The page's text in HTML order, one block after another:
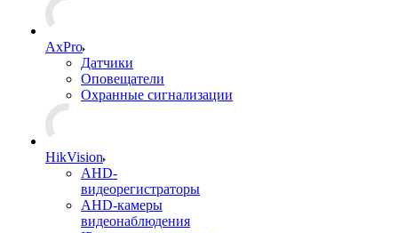
AxPro
Датчики
Оповещатели
Охранные сигнализации
HikVision
AHD-
видеорегистраторы
AHD-камеры
видеонаблюдения